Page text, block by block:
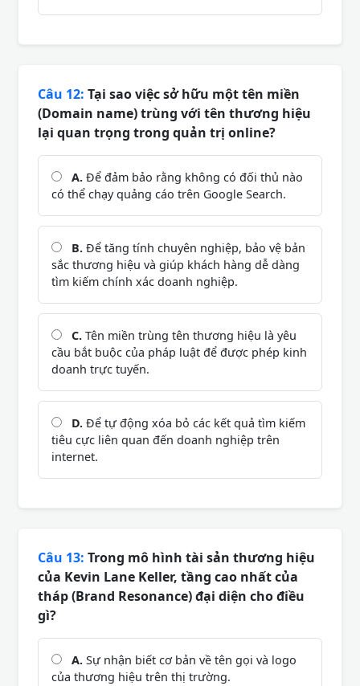
Câu 12: Tại sao việc sở hữu một tên miền
(Domain name) trùng với tên thương hiệu
lại quan trọng trong quản trị online?
A. Để đảm bảo rằng không có đối thủ nào
có thể chạy quảng cáo trên Google Search.
B. Để tăng tính chuyên nghiệp, bảo vệ bản
sắc thương hiệu và giúp khách hàng dễ dàng
tìm kiếm chính xác doanh nghiệp.
C. Tên miền trùng tên thương hiệu là yêu
cầu bắt buộc của pháp luật để được phép kinh
doanh trực tuyến.
D. Để tự động xóa bỏ các kết quả tìm kiếm
tiêu cực liên quan đến doanh nghiệp trên
internet.
Câu 13: Trong mô hình tài sản thương hiệu
của Kevin Lane Keller, tầng cao nhất của
tháp (Brand Resonance) đại diện cho điều
gì?
A. Sự nhận biết cơ bản về tên gọi và logo
của thương hiệu trên thị trường.